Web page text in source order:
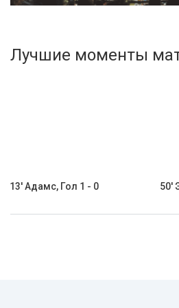
Лучшие моменты
13' Адамс, Гол 1 - 0 50'